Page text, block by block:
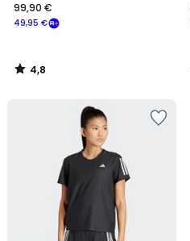
49,95 €
99,90 €
4,8
/